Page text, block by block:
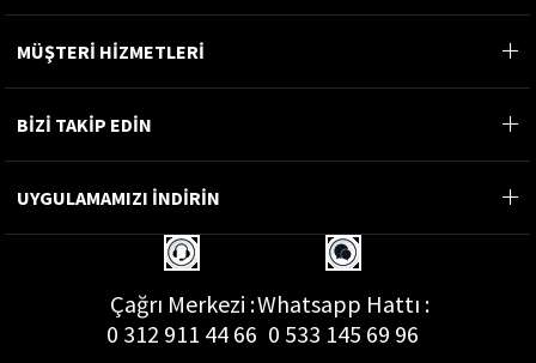
MÜŞTERİ HİZMETLERİ
BİZİ TAKİP EDİN
UYGULAMAMIZI İNDİRİN
Çağrı Merkezi :
0 312 911 44 66
Whatsapp Hattı :
0 533 145 69 96